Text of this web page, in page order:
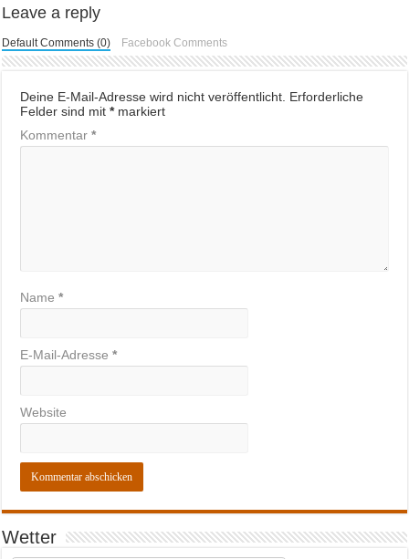
Leave a reply
Default Comments (0) Facebook Comments
Deine E-Mail-Adresse wird nicht veröffentlicht. Erforderliche
Felder sind mit*markiert
Kommentar*
Name*
E-Mail-Adresse*
Website
Wetter